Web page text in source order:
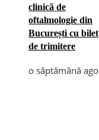
clinică de
oftalmologie din
București cu bilet
de trimitere
o săptămână ago